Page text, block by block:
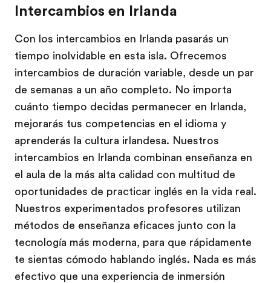
Intercambios en Irlanda
Con los intercambios en Irlanda pasarás un
tiempo inolvidable en esta isla. Ofrecemos
intercambios de duración variable, desde un par
de semanas a un año completo. No importa
cuánto tiempo decidas permanecer en Irlanda,
mejorarás tus competencias en el idioma y
aprenderás la cultura irlandesa. Nuestros
intercambios en Irlanda combinan enseñanza en
el aula de la más alta calidad con multitud de
oportunidades de practicar inglés en la vida real.
Nuestros experimentados profesores utilizan
métodos de enseñanza eficaces junto con la
tecnología más moderna, para que rápidamente
te sientas cómodo hablando inglés. Nada es más
efectivo que una experiencia de inmersión